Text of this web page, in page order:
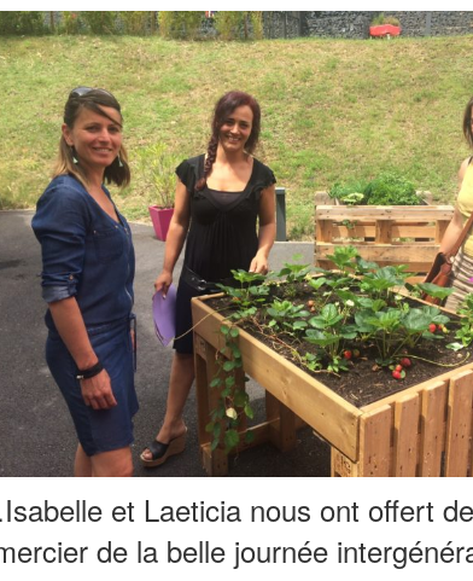
et Laeticia nous ont offert
de la belle journée